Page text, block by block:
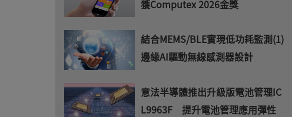
獲Computex 2026金獎
結合MEMS/BLE實現低功耗監測(1)
邊緣AI驅動無線感測器設計
意法半導體推出升級版電池管理IC
L9963F 提升電池管理應用彈性